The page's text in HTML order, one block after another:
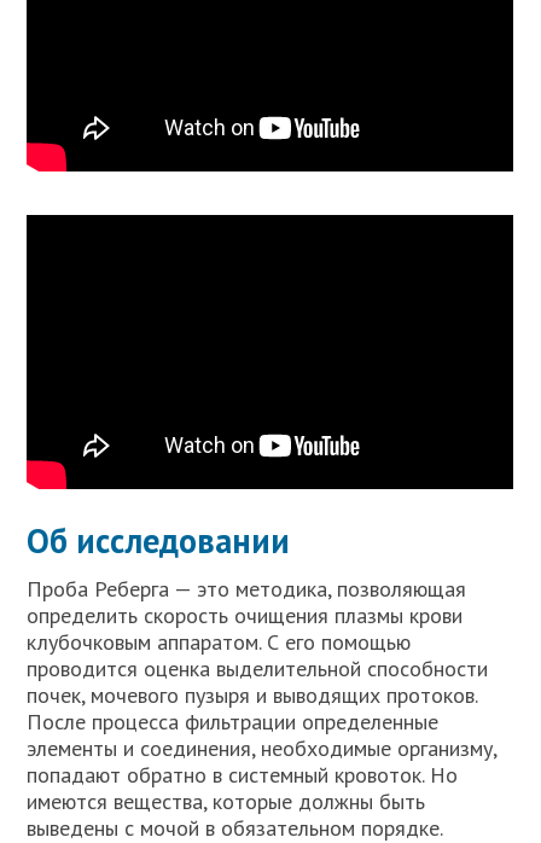
Об исследовании
Проба Реберга — это методика, позволяющая
определить скорость очищения плазмы крови
клубочковым аппаратом. С его помощью
проводится оценка выделительной способности
почек, мочевого пузыря и выводящих протоков.
После процесса фильтрации определенные
элементы и соединения, необходимые организму,
попадают обратно в системный кровоток. Но
имеются вещества, которые должны быть
выведены с мочой в обязательном порядке.